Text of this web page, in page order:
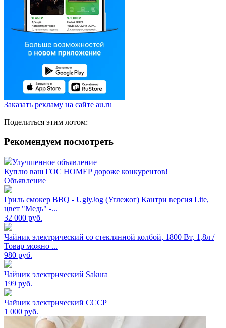
Заказать рекламу на сайте au.ru
Поделиться этим лотом:
Рекомендуем посмотреть
Улучшенное объявление
Куплю ваш ГОС НОМЕР дороже конкурентов!
Объявление
Гриль смокер BBQ - UglyJog (Углежог) Кантри версия Lite,
цвет "Медь" -...
32 000 руб.
Чайник электрический со стеклянной колбой, 1800 Вт, 1,8л /
Товар можно ...
980 руб.
Чайник электрический Sakura
199 руб.
Чайник электрический СССР
1 000 руб.